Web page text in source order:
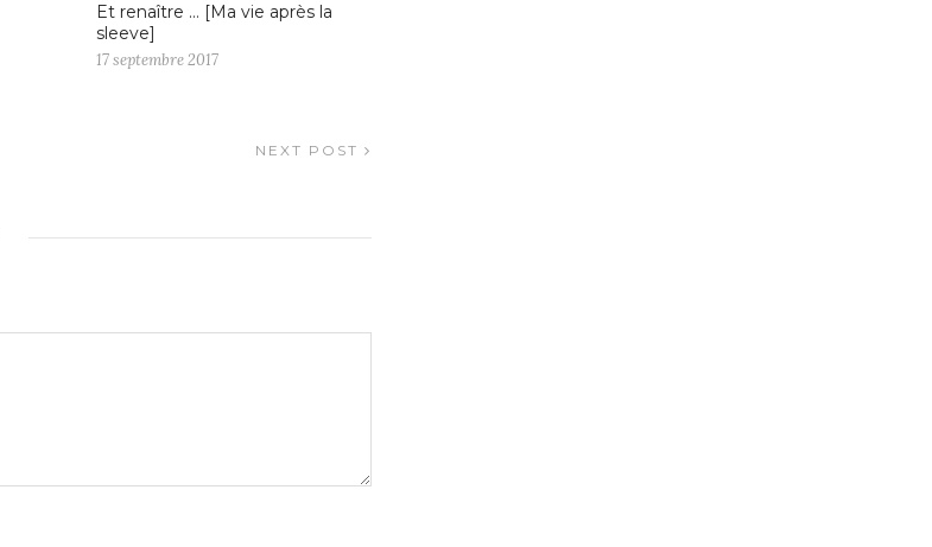
Et renaître … [Ma vie après la
sleeve]
17 septembre 2017
NEXT POST